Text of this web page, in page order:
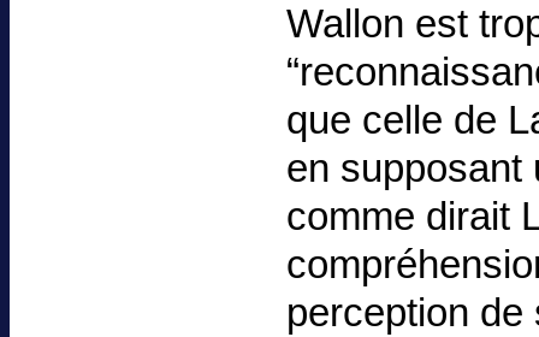
Wallon est
que celle de
en supposant
comme dirait
perception de